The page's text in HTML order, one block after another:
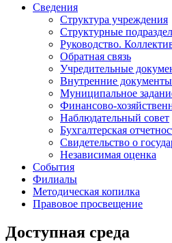
Сведения
Структура учреждения
Структурные
Руководство.
Обратная связь
Учредительные
Внутренние документы
Муниципальное
Финансово-
Наблюдательный совет
Бухгалтерская
Свидетельство о
Независимая оценка
События
Филиалы
Методическая копилка
Правовое просвещение
Доступная среда